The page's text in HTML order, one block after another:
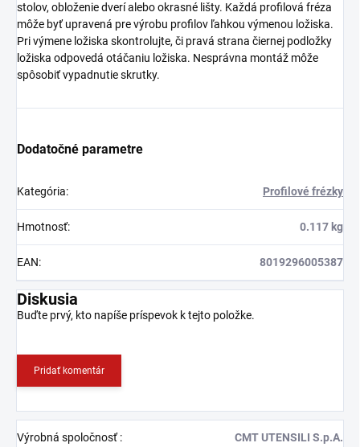
stolov, obloženie dverí alebo okrasné lišty. Každá profilová fréza
môže byť upravená pre výrobu profilov ľahkou výmenou ložiska.
Pri výmene ložiska skontrolujte, či pravá strana čiernej podložky
ložiska odpovedá otáčaniu ložiska. Nesprávna montáž môže
spôsobiť vypadnutie skrutky.
Dodatočné parametre
Kategória: Profilové frézky
Hmotnosť: 0.117 kg
EAN: 8019296005387
Diskusia
Buďte prvý, kto napíše príspevok k tejto položke.
Pridať komentár
Výrobná spoločnosť: CMT UTENSILI S.p.A.